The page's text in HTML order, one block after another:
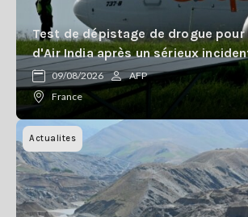
Test de dépistage de drogue
d'Air India après un sérieux
09/08/2026
AFP
France
Actualites